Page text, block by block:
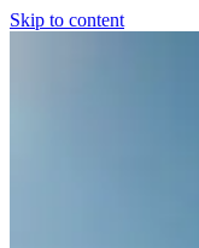
Skip to content